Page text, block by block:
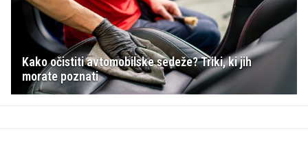
Kako očistiti avtomobilske sedeže? Triki, ki jih
morate poznati